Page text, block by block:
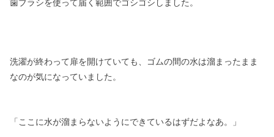
歯ブラシを使って届く範囲でゴシゴシしました。
洗濯が終わって扉を開けていても、ゴムの間の水は溜まったまま
なのが気になっていました。
「ここに水が溜まらないようにできているはずだよなあ。」